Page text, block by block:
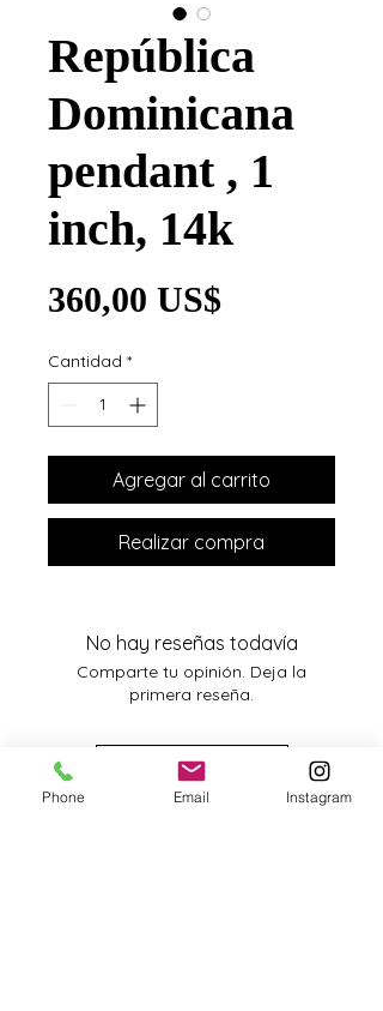
República
Dominicana
pendant , 1
inch, 14k
360,00 US$Precio
Cantidad *
Agregar al carrito
Realizar compra
No hay reseñas todavía
Comparte tu opinión. Deja la
primera reseña.
Dejar una reseña
Phone Email Instagram